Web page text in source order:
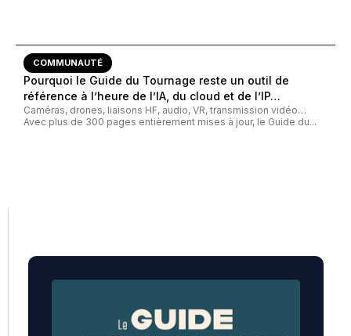
COMMUNAUTÉ
Pourquoi le Guide du Tournage reste un outil de
référence à l’heure de l’IA, du cloud et de l’IP…
Caméras, drones, liaisons HF, audio, VR, transmission vidéo…
Avec plus de 300 pages entièrement mises à jour, le Guide du...